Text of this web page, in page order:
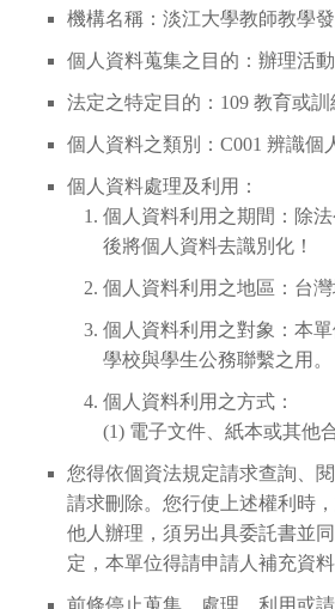
機構名稱：淡江大學教師教學
個人資料蒐集之目的：辦理活
法定之特定目的：109 教育或訓
個人資料之類別：C001 辨識個
個人資料處理及利用：
個人資料利用之期間：除
後將個人資料去識別化！
個人資料利用之地區：台
個人資料利用之對象：本
學校與學生公務聯繫之用。
個人資料利用之方式：
(1) 電子文件、紙本或其他
您得依個資法規定請求查詢、
請求刪除。您行使上述權利時
他人辦理，須另出具委託書並
定，本單位得請申請人補充資料
前條停止蒐集、處理、利用或